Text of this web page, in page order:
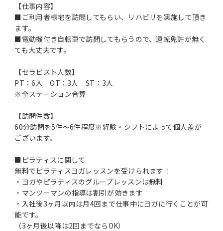
【仕事内容】
■ご利用者様宅を訪問してもらい、リハビリを実施して頂き
ます。
■電動機付き自転車で訪問してもらうので、運転免許が無く
ても大丈夫です。
【セラピスト人数】
PT：6人 OT：3人 ST：3人
※全ステーション合算
【訪問件数】
60分訪問を5件～6件程度※経験・シフトによって個人差が
ございます。
■ピラティスに関して
無料でピラティスヨガレッスンを受けられます！
・ヨガやピラティスのグループレッスンは無料
・マンツーマンの指導は割引が効きます
・入社後3ヶ月以内は月4回まで仕事中にヨガに行くことが可
能です。
（3ヶ月後以降は2回までならOK）